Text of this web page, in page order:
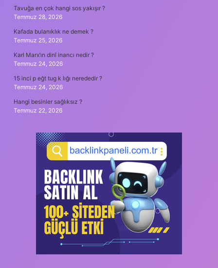
Tavuğa en çok hangi sos yakışır ?
Temmuz 28, 2026
Kafada bulanıklık ne demek ?
Temmuz 25, 2026
Karl Marx’ın dinî inancı nedir ?
Temmuz 24, 2026
15 inci p eğt tug k lığı nerededir ?
Temmuz 24, 2026
Hangi besinler sağlıksız ?
Temmuz 22, 2026